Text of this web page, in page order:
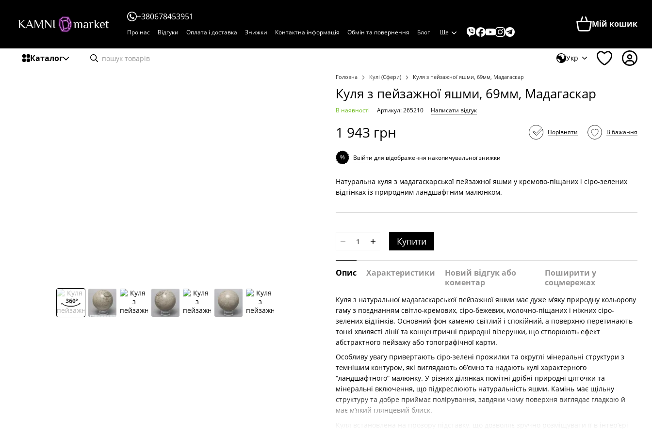
+380678453951
Про нас Відгуки Оплата і доставка Знижки Контактна інформація Обмін та повернення Блог Ще
Мій кошик
Каталог Укр
Головна Кулі (Сфери) Куля з пейзажної яшми, 69мм, Мадагаскар
Куля з пейзажної яшми, 69мм, Мадагаскар
В наявності Артикул: 265210 Написати відгук
1 943 грн Порівняти В бажання
% Ввійти для відображення накопичувальної знижки
Натуральна куля з мадагаскарської пейзажної яшми у кремово-піщаних і сіро-зелених
відтінках із природним ландшафтним малюнком.
Купити
Опис Характеристики
Новий відгук або
коментар
Поширити у
соцмережах
Куля з натуральної мадагаскарської пейзажної яшми має дуже м’яку природну кольорову
гаму з поєднанням світло-кремових, сіро-бежевих, молочно-піщаних і ніжних сіро-
зелених відтінків. Основний фон каменю світлий і спокійний, а поверхню перетинають
тонкі хвилясті лінії та концентричні природні візерунки, що створюють ефект
абстрактного пейзажу або топографічної карти.
Особливу увагу привертають сіро-зелені прожилки та округлі мінеральні структури з
темнішим контуром, які виглядають об’ємно та надають кулі характерного
“ландшафтного” малюнку. У різних ділянках помітні дрібні природні цяточки та
мінеральні включення, що підкреслюють натуральність яшми. Камінь має щільну
структуру та добре приймає полірування, завдяки чому поверхня виглядає гладкою й
має м’який глянцевий блиск.
Куля встановлена на прозору підставку, що дозволяє зручно розміщувати її в інтер’єрі